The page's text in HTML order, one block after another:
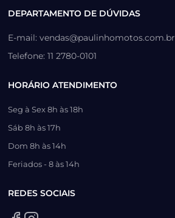
DEPARTAMENTO DE DÚVIDAS
E-mail: vendas@paulinhomotos.com.br
Telefone: 11 2780-0101
HORÁRIO ATENDIMENTO
Seg à Sex 8h às 18h
Sáb 8h às 17h
Dom 8h às 14h
Feriados - 8 às 14h
REDES SOCIAIS